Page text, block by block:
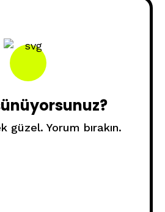
güzel. Yorum bırakın.